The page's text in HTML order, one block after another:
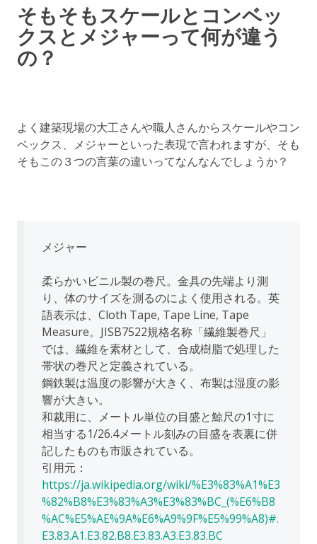
そもそもスケールとコンベッ
クスとメジャーって何が違う
の？
よく建築現場の大工さんや職人さんからスケールやコン
ベックス、メジャーといった表現で言われますが、そも
そもこの３つの言葉の違いってなんなんでしょうか？
メジャー
柔らかいビニル製の巻尺。金具の先端より測
り、体のサイズを測るのによく使用される。英
語表示は、Cloth Tape, Tape Line, Tape
Measure。JISB7522規格名称「繊維製巻尺」
では、繊維を素材として、合成樹脂で処理した
帯状の巻尺と定義されている。
鋼鉄製は温度の影響が大きく、布製は湿度の影
響が大きい。
和裁用に、メートル単位の目盛と鯨尺の1寸に
相当する1/26.4メートル刻みの目盛を表裏に併
記したものも市販されている。
引用元：
https://ja.wikipedia.org/wiki/%E3%83%A1%E3
%82%B8%E3%83%A3%E3%83%BC_(%E6%B8
%AC%E5%AE%9A%E6%A9%9F%E5%99%A8)#.
E3.83.A1.E3.82.B8.E3.83.A3.E3.83.BC